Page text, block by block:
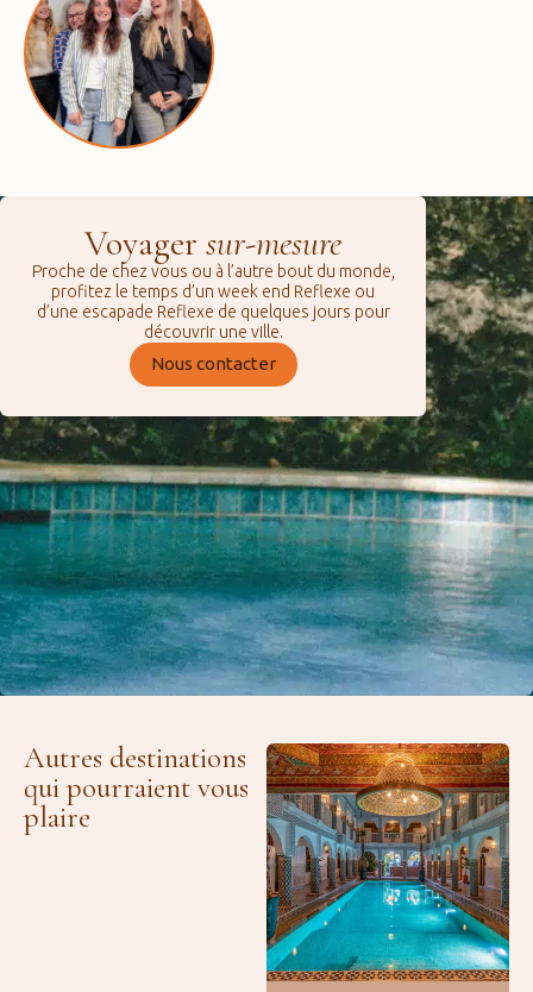
Voyagersur-mesure
Proche de chez vous ou à l’autre bout du monde,
profitez le temps d’un week end Reflexe ou
d’une escapade Reflexe de quelques jours pour
découvrir une ville.
Nous contacter
Autres destinations
qui pourraient vous
plaire